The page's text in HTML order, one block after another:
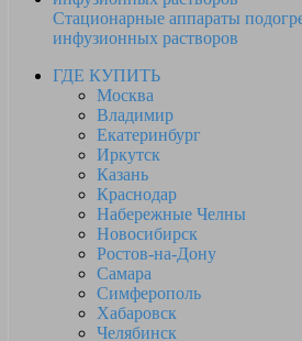
Стационарные аппараты
инфузионных растворов
ГДЕ КУПИТЬ
Москва
Владимир
Екатеринбург
Иркутск
Казань
Краснодар
Набережные Челны
Новосибирск
Ростов-на-Дону
Самара
Симферополь
Хабаровск
Челябинск